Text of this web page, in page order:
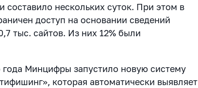
составило нескольких суток. При этом в
доступ на основании сведений
тыс. сайтов. Из них 12% были
Минцифры запустило новую систему
которая автоматически выявляет